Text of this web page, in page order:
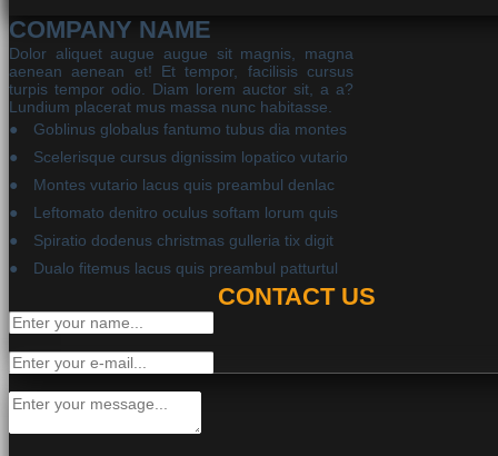
COMPANY NAME
Dolor aliquet augue augue sit magnis, magna
aenean aenean et! Et tempor, facilisis cursus
turpis tempor odio. Diam lorem auctor sit, a a?
Lundium placerat mus massa nunc habitasse.
Goblinus globalus fantumo tubus dia montes
Scelerisque cursus dignissim lopatico vutario
Montes vutario lacus quis preambul denlac
Leftomato denitro oculus softam lorum quis
Spiratio dodenus christmas gulleria tix digit
Dualo fitemus lacus quis preambul patturtul
CONTACT US